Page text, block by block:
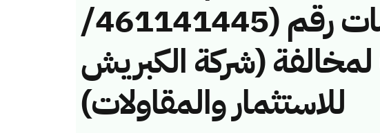
وتقنية المعلومات رقم (461141445/
لمخالفة (شركة الكبريش
للاستثمار والمقاولات)